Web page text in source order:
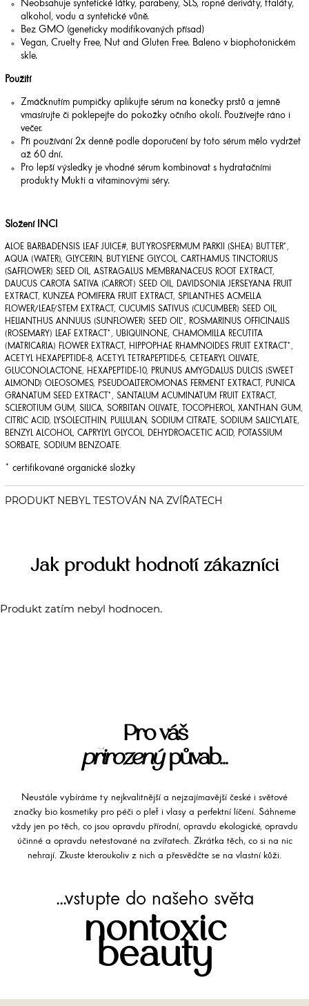
Neobsahuje syntetické látky, parabeny, SLS, ropné deriváty, ftaláty,
alkohol, vodu a syntetické vůně.
Bez GMO (geneticky modifikovaných přísad)
Vegan, Cruelty Free, Nut and Gluten Free. Baleno v biophotonickém
skle.
Použití
Zmáčknutím pumpičky aplikujte sérum na konečky prstů a jemně
vmasírujte či poklepejte do pokožky očního okolí. Používejte ráno i
večer.
Při používání 2x denně podle doporučení by toto sérum mělo vydržet
až 60 dní.
Pro lepší výsledky je vhodné sérum kombinovat s hydratačními
produkty Mukti a vitaminovými séry.
Složení INCI
ALOE BARBADENSIS LEAF JUICE#, BUTYROSPERMUM PARKII (SHEA) BUTTER*,
AQUA (WATER), GLYCERIN, BUTYLENE GLYCOL, CARTHAMUS TINCTORIUS
(SAFFLOWER) SEED OIL, ASTRAGALUS MEMBRANACEUS ROOT EXTRACT,
DAUCUS CAROTA SATIVA (CARROT) SEED OIL, DAVIDSONIA JERSEYANA FRUIT
EXTRACT, KUNZEA POMIFERA FRUIT EXTRACT, SPILANTHES ACMELLA
FLOWER/LEAF/STEM EXTRACT, CUCUMIS SATIVUS (CUCUMBER) SEED OIL,
HELIANTHUS ANNUUS (SUNFLOWER) SEED OIL*, ROSMARINUS OFFICINALIS
(ROSEMARY) LEAF EXTRACT*, UBIQUINONE, CHAMOMILLA RECUTITA
(MATRICARIA) FLOWER EXTRACT, HIPPOPHAE RHAMNOIDES FRUIT EXTRACT*,
ACETYL HEXAPEPTIDE-8, ACETYL TETRAPEPTIDE-5, CETEARYL OLIVATE,
GLUCONOLACTONE, HEXAPEPTIDE-10, PRUNUS AMYGDALUS DULCIS (SWEET
ALMOND) OLEOSOMES, PSEUDOALTEROMONAS FERMENT EXTRACT, PUNICA
GRANATUM SEED EXTRACT*, SANTALUM ACUMINATUM FRUIT EXTRACT,
SCLEROTIUM GUM, SILICA, SORBITAN OLIVATE, TOCOPHEROL, XANTHAN GUM,
CITRIC ACID, LYSOLECITHIN, PULLULAN, SODIUM CITRATE, SODIUM SALICYLATE,
BENZYL ALCOHOL, CAPRYLYL GLYCOL, DEHYDROACETIC ACID, POTASSIUM
SORBATE, SODIUM BENZOATE.
* certifikované organické složky
Jak produkt hodnotí zákazníci
Produkt zatím nebyl hodnocen.
Pro váš
přirozenýpůvab...
Neustále vybíráme ty nejkvalitnější a nejzajímavější české i světové
značky bio kosmetiky pro péči o pleť i vlasy a perfektní líčení. Sáhneme
vždy jen po těch, co jsou opravdu přírodní, opravdu ekologické, opravdu
účinné a opravdu netestované na zvířatech. Zkrátka těch, co si na nic
nehrají. Zkuste kteroukoliv z nich a přesvědčte se na vlastní kůži.
...vstupte do našeho světa
nontoxic
beauty